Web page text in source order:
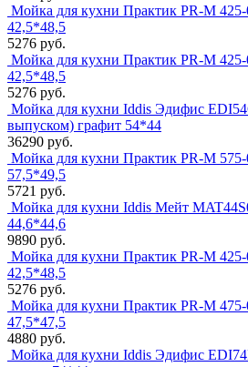
Мойка для кухни Практик PR-M
42,5*48,5
5276 руб.
Мойка для кухни Практик PR-M 425-
42,5*48,5
5276 руб.
Мойка для кухни Iddis Эдифис
выпуском) графит 54*44
36290 руб.
Мойка для кухни Практик PR-M
57,5*49,5
5721 руб.
Мойка для кухни Iddis Мейт
44,6*44,6
9890 руб.
Мойка для кухни Практик PR-M 425-
42,5*48,5
5276 руб.
Мойка для кухни Практик PR-M
47,5*47,5
4880 руб.
Мойка для кухни Iddis Эдифис